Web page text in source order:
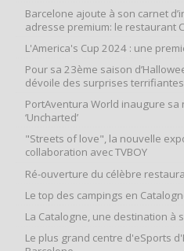
Barcelone ajoute à son carnet
adresse premium: le restaurant
L'America's Cup 2024 : une
Pour sa 23ème saison
dévoile des surprises terrifiantes
PortAventura World inaugure sa
‘Uncharted’
"Streets of love", la nouvelle
collaboration avec TVBOY
Ré-ouverture du célèbre
Le top des campings en
La Catalogne, une destination à
Le plus grand centre d'eSports